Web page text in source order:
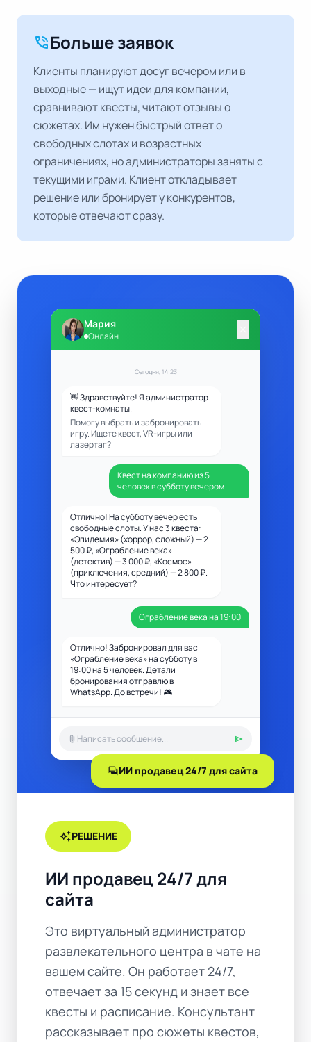
phone_in_talkБольше заявок
Клиенты планируют досуг вечером или в
выходные — ищут идеи для компании,
сравнивают квесты, читают отзывы о
сюжетах. Им нужен быстрый ответ о
свободных слотах и возрастных
ограничениях, но администраторы заняты с
текущими играми. Клиент откладывает
решение или бронирует у конкурентов,
которые отвечают сразу.
Мария
Онлайн
Сегодня, 14:23
👋 Здравствуйте! Я администратор
квест-комнаты.
Помогу выбрать и забронировать
игру. Ищете квест, VR-игры или
лазертаг?
Квест на компанию из 5
человек в субботу вечером
Отлично! На субботу вечер есть
свободные слоты. У нас 3 квеста:
«Эпидемия» (хоррор, сложный) — 2
500 ₽, «Ограбление века»
(детектив) — 3 000 ₽, «Космос»
(приключения, средний) — 2 800 ₽.
Что интересует?
Ограбление века на 19:00
Отлично! Забронировал для вас
«Ограбление века» на субботу в
19:00 на 5 человек. Детали
бронирования отправлю в
WhatsApp. До встречи! 🎮
attach_file send
forumИИ продавец 24/7 для сайта
auto_awesomeРЕШЕНИЕ
ИИ продавец 24/7 для
сайта
Это виртуальный администратор
развлекательного центра в чате на
вашем сайте. Он работает 24/7,
отвечает за 15 секунд и знает все
квесты и расписание. Консультант
рассказывает про сюжеты квестов,